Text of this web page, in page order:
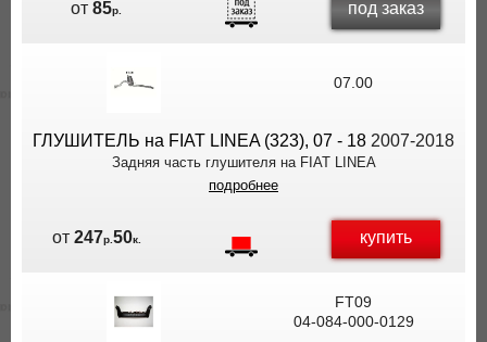
от85р. под заказ
07.00
ГЛУШИТЕЛЬ на FIAT LINEA (323), 07 - 18 2007-2018
Задняя часть глушителя на FIAT LINEA
подробнее
от 247р. 50к. купить
FT09
04-084-000-0129